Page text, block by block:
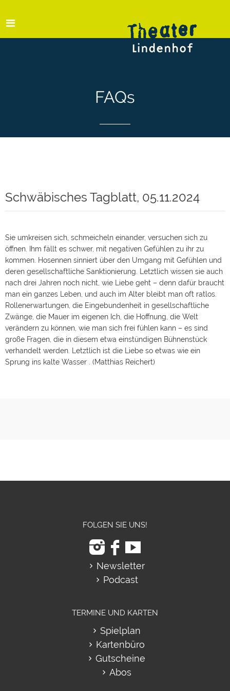
FAQs
Schwäbisches Tagblatt, 05.11.2024
Sie umkreisen sich, schmeicheln einander, versuchen sich zu
öffnen. Ihm fällt es schwer, mit negativen Gefühlen zu ihr zu
kommen. Hosennen sinniert über den Umgang mit Gefühlen und
deren gesellschaftliche Sanktionierung. Letztlich wissen sie auch
nach drei Jahren noch nicht, wie Liebe geht – denn dafür braucht
man ein ganzes Leben, und auch im Alter bleibt man oft ratlos.
Rollenerwartungen, die Eingebundenheit in gesellschaftliche
Zwänge, die Mauer im eigenen Ich, die Hoffnung, die Welt
verändern zu können, wie man sich frei fühlen kann – es sind
große Fragen, die in diesem etwa einstündigen Bühnenstück
verhandelt werden. Letztlich ist die Liebe so etwas wie ein
Sprung ins kalte Wasser . (Matthias Reichert)
FOLGEN SIE UNS!
Newsletter
Podcast
TERMINE UND KARTEN
Spielplan
Kartenbüro
Gutscheine
Abos